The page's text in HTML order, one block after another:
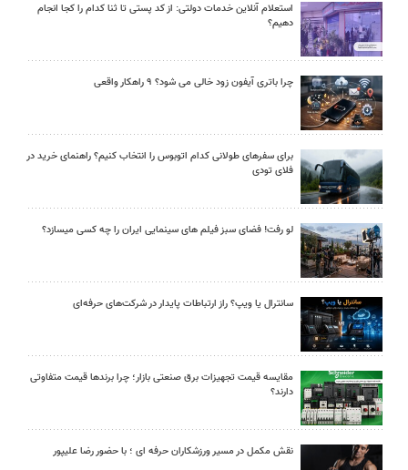
استعلام آنلاین خدمات دولتی: از کد پستی تا ثنا کدام را کجا انجام
دهیم؟
چرا باتری آیفون زود خالی می شود؟ ۹ راهکار واقعی
برای سفرهای طولانی کدام اتوبوس را انتخاب کنیم؟ راهنمای خرید در
فلای تودی
لو رفت! فضای سبز فیلم های سینمایی ایران را چه کسی میسازد؟
سانترال یا ویپ؟ راز ارتباطات پایدار در شرکت‌های حرفه‌ای
مقایسه قیمت تجهیزات برق صنعتی بازار؛ چرا برندها قیمت متفاوتی
دارند؟
نقش مکمل در مسیر ورزشکاران حرفه ای ؛ با حضور رضا علیپور